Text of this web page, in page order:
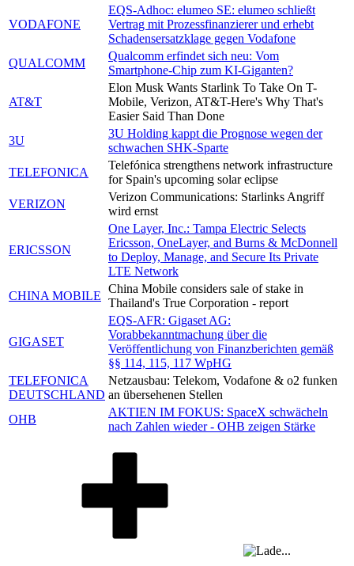
VODAFONE
EQS-Adhoc: elumeo SE: elumeo schließt
Vertrag mit Prozessfinanzierer und erhebt
Schadensersatzklage gegen Vodafone
QUALCOMM
Qualcomm erfindet sich neu: Vom
Smartphone-Chip zum KI-Giganten?
AT&T
Elon Musk Wants Starlink To Take On T-
Mobile, Verizon, AT&T-Here's Why That's
Easier Said Than Done
3U
3U Holding kappt die Prognose wegen der
schwachen SHK-Sparte
TELEFONICA
Telefónica strengthens network infrastructure
for Spain's upcoming solar eclipse
VERIZON
Verizon Communications: Starlinks Angriff
wird ernst
ERICSSON
One Layer, Inc.: Tampa Electric Selects
Ericsson, OneLayer, and Burns & McDonnell
to Deploy, Manage, and Secure Its Private
LTE Network
CHINA MOBILE
China Mobile considers sale of stake in
Thailand's True Corporation - report
GIGASET
EQS-AFR: Gigaset AG:
Vorabbekanntmachung über die
Veröffentlichung von Finanzberichten gemäß
§§ 114, 115, 117 WpHG
TELEFONICA
DEUTSCHLAND
Netzausbau: Telekom, Vodafone & o2 funken
an übersehenen Stellen
OHB
AKTIEN IM FOKUS: SpaceX schwächeln
nach Zahlen wieder - OHB zeigen Stärke